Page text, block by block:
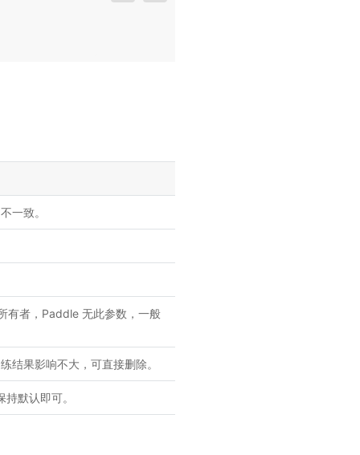
一致。
有者，Paddle 无此参数，一般
果影响不大，可直接删除。
默认即可。